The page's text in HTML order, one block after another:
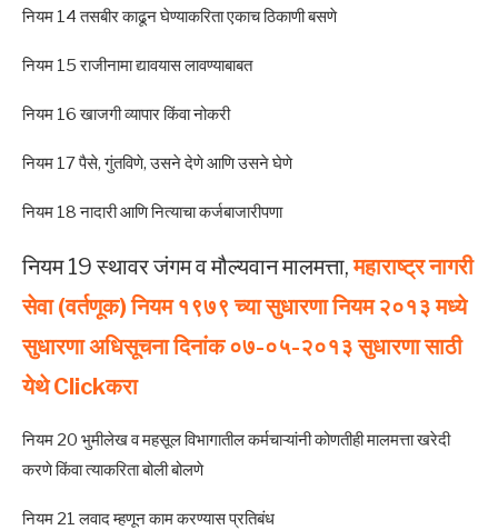
नियम 14 तसबीर काढून घेण्याकरिता एकाच ठिकाणी बसणे
नियम 15 राजीनामा द्यावयास लावण्याबाबत
नियम 16 खाजगी व्यापार किंवा नोकरी
नियम 17 पैसे, गुंतविणे, उसने देणे आणि उसने घेणे
नियम 18 नादारी आणि नित्याचा कर्जबाजारीपणा
नियम 19 स्थावर जंगम व मौल्यवान मालमत्ता,महाराष्ट्र नागरी
सेवा (वर्तणूक) नियम १९७९ च्या सुधारणा नियम २०१३ मध्ये
सुधारणा अधिसूचना दिनांक ०७-०५-२०१३ सुधारणा साठी
येथे Clickकरा
नियम 20 भुमीलेख व महसूल विभागातील कर्मचाऱ्यांनी कोणतीही मालमत्ता खरेदी
करणे किंवा त्याकरिता बोली बोलणे
नियम 21 लवाद म्हणून काम करण्यास प्रतिबंध